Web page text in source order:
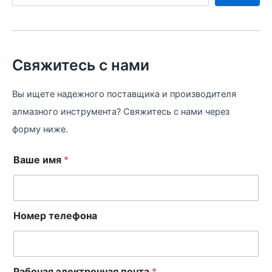
Свяжитесь с нами
Вы ищете надежного поставщика и производителя
алмазного инструмента? Свяжитесь с нами через
форму ниже.
Ваше имя *
Номер телефона